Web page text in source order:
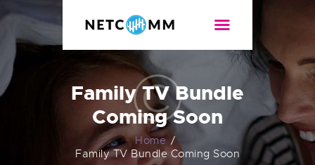
Family TV Bundle
Coming Soon
Home
Family TV Bundle Coming Soon
NETCOMM
Internet de alta velocidad
NOSOTROS
PLANES
CONTACTO
TEST DE VELOCIDAD